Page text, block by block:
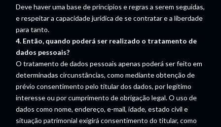
Deve haver uma base de princípios e regras a serem seguidas,
e respeitar a capacidade jurídica de se contratar e a liberdade
para tanto.
4. Então, quando poderá ser realizado o tratamento de
dados pessoais?
O tratamento de dados pessoais apenas poderá ser feito em
determinadas circunstâncias, como mediante obtenção de
prévio consentimento pelo titular dos dados, por legítimo
interesse ou por cumprimento de obrigação legal. O uso de
dados como nome, endereço, e-mail, idade, estado civil e
situação patrimonial exigirá consentimento do titular, como